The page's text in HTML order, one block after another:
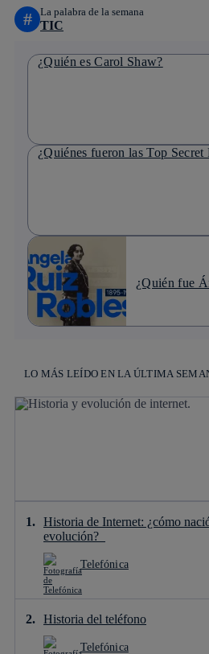
# La palabra de la semana
TIC
¿Quién es Carol Shaw?
¿Quiénes fueron las Top Secret
¿Quién fue
LO MÁS LEÍDO EN LA ÚLTIMA
Historia de Internet: ¿cómo
evolución?
Telefónica
Historia del teléfono
Telefónica